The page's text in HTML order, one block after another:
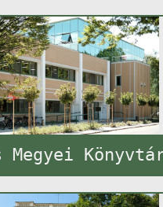
Megyei